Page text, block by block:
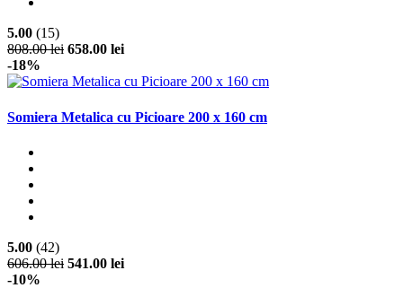
5.00 (15)
808.00 lei 658.00 lei
-18%
Somiera Metalica cu Picioare 200 x 160 cm
5.00 (42)
606.00 lei 541.00 lei
-10%